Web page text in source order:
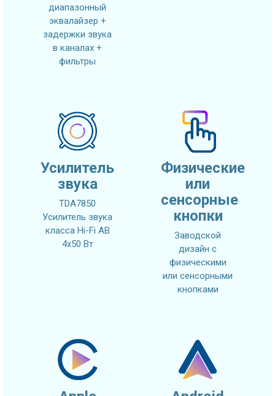
диапазонный
эквалайзер +
задержки звука
в каналах +
фильтры
Усилитель
звука
TDA7850
Усилитель звука
класса Hi-Fi AB
4x50 Вт
Физические
или
сенсорные
кнопки
Заводской
дизайн с
физическими
или сенсорными
кнопками